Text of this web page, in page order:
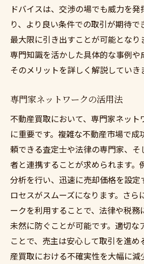
ドバイスは、交渉の場でも威力を発
り、より良い条件での取引が期待で
最大限に引き出すことが可能となり
専門知識を活かした具体的な事例や
そのメリットを詳しく解説していき
専門家ネットワークの活用法
不動産買取において、専門家ネット
に重要です。複雑な不動産市場で成
頼できる査定士や法律の専門家、
者と連携することが求められます。
分析を行い、迅速に売却価格を設定
ロセスがスムーズになります。さら
ークを利用することで、法律や税務
未然に防ぐことが可能です。適切な
ことで、売主は安心して取引を進め
産買取における不確実性を大幅に減